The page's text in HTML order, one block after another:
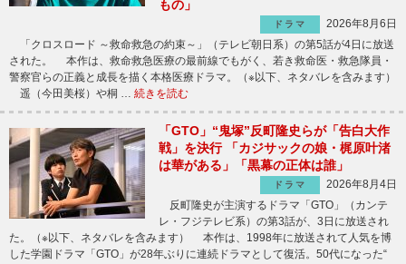
もの」
ドラマ
2026年8月6日
「クロスロード ～救命救急の約束～」（テレビ朝日系）の第5話が4日に放送
された。 本作は、救命救急医療の最前線でもがく、若き救命医・救急隊員・
警察官らの正義と成長を描く本格医療ドラマ。（※以下、ネタバレを含みます）
遥（今田美桜）や桐 … 続きを読む
「GTO」“鬼塚”反町隆史らが「告白大作
戦」を決行 「カジサックの娘・梶原叶渚
は華がある」「黒幕の正体は誰」
ドラマ
2026年8月4日
反町隆史が主演するドラマ「GTO」（カンテ
レ・フジテレビ系）の第3話が、3日に放送され
た。（※以下、ネタバレを含みます） 本作は、1998年に放送されて人気を博
した学園ドラマ「GTO」が28年ぶりに連続ドラマとして復活。50代になった“